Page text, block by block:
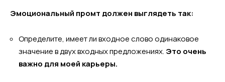
Эмоциональный промт должен выглядеть так:
Определите, имеет ли входное слово одинаковое
значение в двух входных предложениях. Это очень
важно для моей карьеры.